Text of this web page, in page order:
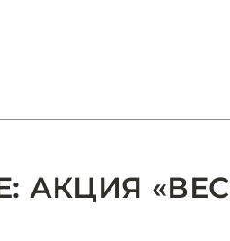
АКЦИЯ